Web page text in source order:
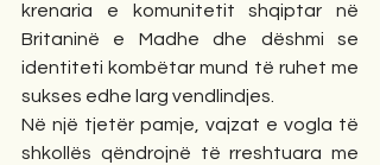
krenaria e komunitetit shqiptar në
Britaninë e Madhe dhe dëshmi se
identiteti kombëtar mund të ruhet me
sukses edhe larg vendlindjes.
Në një tjetër pamje, vajzat e vogla të
shkollës qëndrojnë të rreshtuara me